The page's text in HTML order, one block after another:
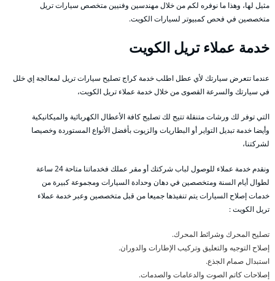
مثيل لها، وهذا ما نوفره لكم من خلال مهندسين وفنيين متخصص سيارات تريل
متخصصين في فحص كمبيوتر لسيارات الكويت.
خدمة عملاء تريل الكويت
عندما تتعرض سيارتك لأي عطل اطلب خدمة كراج تصليح سيارات تريل لمعالجة إي خلل
في سيارتك والسرعة القصوى من خلال خدمة عملاء تريل الكويت،
التي توفر لك ورشات متنقلة تتيح لك تصليح كافة الأعطال الكهربائية والميكانيكية
وأيضا خدمة تبديل التواير أو البطاريات والزيوت بأفضل الأنواع المستوردة وخصيصا
لشركتنا،
ونقدم خدمة عملاء للوصول لباب شركتك أو مقر عملك فخدماتنا متاحة 24 ساعة
لطوال أيام السنة ومتخصصين في دهان وحدادة السيارات ومجموعة كبيرة من
خدمات إصلاح السيارات يتم تنفيذها جميعا من قبل متخصصين وعبر خدمة عملاء
تريل الكويت :
تصليح المحرك وشرائط المحرك.
إصلاح التوجيه والتعليق وتركيب الإطارات والدوران.
استبدال صمام الجذع.
إصلاحات كاتم الصوت والدعامات والصدمات.